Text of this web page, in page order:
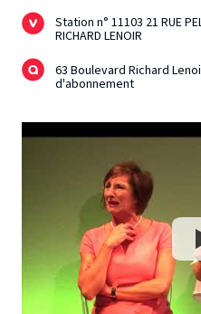
Station n° 11103 21 RUE
RICHARD LENOIR
63 Boulevard Richard
d'abonnement